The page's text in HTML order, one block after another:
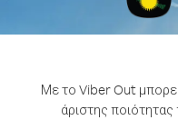
Με το Viber Out
άριστης